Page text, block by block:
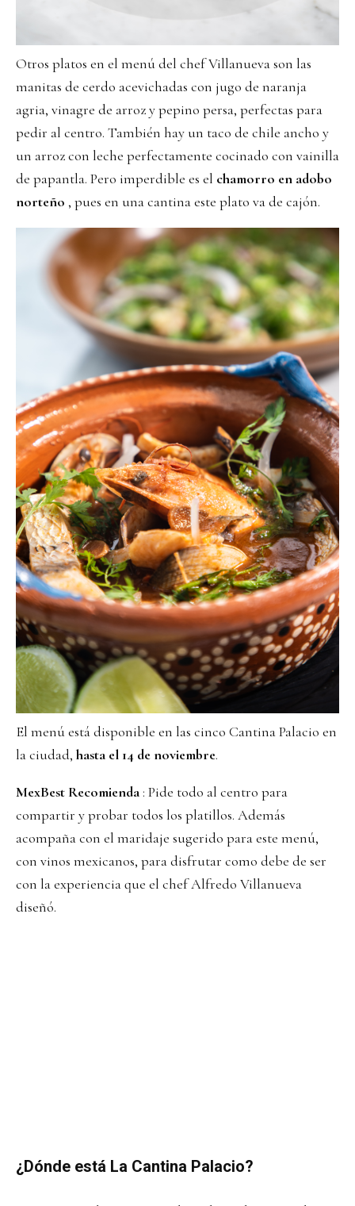
Otros platos en el menú del chef Villanueva son las
manitas de cerdo acevichadas con jugo de naranja
agria, vinagre de arroz y pepino persa, perfectas para
pedir al centro. También hay un taco de chile ancho y
un arroz con leche perfectamente cocinado con vainilla
de papantla. Pero imperdible es el chamorro en adobo
norteño , pues en una cantina este plato va de cajón.
El menú está disponible en las cinco Cantina Palacio en
la ciudad, hasta el 14 de noviembre.
MexBest Recomienda: Pide todo al centro para
compartir y probar todos los platillos. Además
acompaña con el maridaje sugerido para este menú,
con vinos mexicanos, para disfrutar como debe de ser
con la experiencia que el chef Alfredo Villanueva
diseñó.
¿Dónde está La Cantina Palacio?